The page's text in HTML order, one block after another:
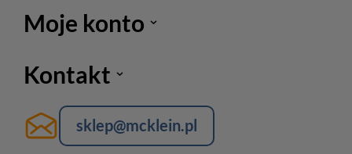
Moje konto
Kontakt
sklep@mcklein.pl